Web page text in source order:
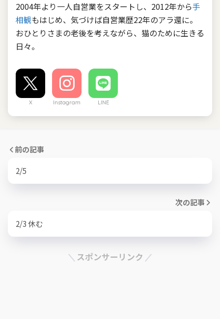
2004年より一人自営業をスタートし、2012年から手
相観もはじめ、気づけば自営業歴22年のアラ還に。
おひとりさまの老後を考えながら、猫のために生きる
日々。
X Instagram LINE
前の記事
2/5
次の記事
2/3 休む
スポンサーリンク